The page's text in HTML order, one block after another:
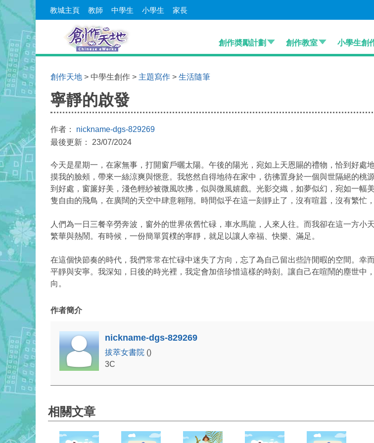
教城主頁 教師 中學生 小學生 家長
創作奬勵計劃 創作教室 小學生創
創作天地 > 中學生創作 > 主題寫作 > 生活隨筆
寧靜的啟發
作者： nickname-dgs-829269
最後更新： 23/07/2024
今天是星期一，在家無事，打開窗戶曬太陽。午後的陽光，宛如上天恩賜的禮物，恰到好
摸我的臉頰，帶來一絲涼爽與愜意。我悠然自得地待在家中，彷彿置身於一個與世隔絕的
到好處，窗簾好美，淺色輕紗被微風吹拂，似與微風嬉戲。光影交織，如夢似幻，宛如一
隻自由的飛鳥，在廣闊的天空中肆意翱翔。時間似乎在這一刻靜止了，沒有喧囂，沒有繁忙
人們為一日三餐辛勞奔波，窗外的世界依舊忙碌，車水馬龍，人來人往。而我卻在這一方
繁華與熱鬧。有時候，一份簡單質樸的寧靜，就足以讓人幸福、快樂、滿足。
在這個快節奏的時代，我們常常在忙碌中迷失了方向，忘了為自己留出些許閒暇的空間。
平靜與安寧。我深知，日後的時光裡，我定會加倍珍惜這樣的時刻。讓自己在喧鬧的塵世
向。
作者簡介
nickname-dgs-829269
拔萃女書院 ()
3C
相關文章